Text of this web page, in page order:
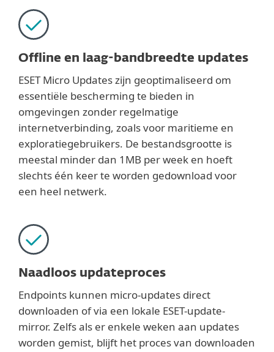
Offline en laag-bandbreedte updates
ESET Micro Updates zijn geoptimaliseerd om
essentiële bescherming te bieden in
omgevingen zonder regelmatige
internetverbinding, zoals voor maritieme en
exploratiegebruikers. De bestandsgrootte is
meestal minder dan 1MB per week en hoeft
slechts één keer te worden gedownload voor
een heel netwerk.
Naadloos updateproces
Endpoints kunnen micro-updates direct
downloaden of via een lokale ESET-update-
mirror. Zelfs als er enkele weken aan updates
worden gemist, blijft het proces van downloaden